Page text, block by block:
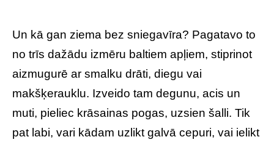
Un kā gan ziema bez sniegavīra? Pagatavo to
no trīs dažādu izmēru baltiem apļiem, stiprinot
aizmugurē ar smalku drāti, diegu vai
makšķerauklu. Izveido tam degunu, acis un
muti, pieliec krāsainas pogas, uzsien šalli. Tik
pat labi, vari kādam uzlikt galvā cepuri, vai ielikt